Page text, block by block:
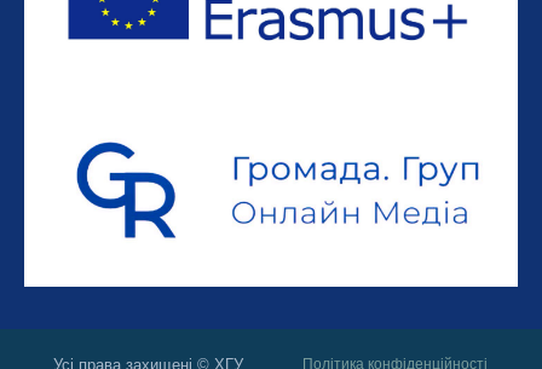
Усі права захищені © ХГУ Політика конфіденційності